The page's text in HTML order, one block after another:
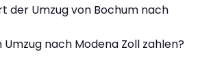
der Umzug von Bochum nach
Umzug nach Modena Zoll zahlen?